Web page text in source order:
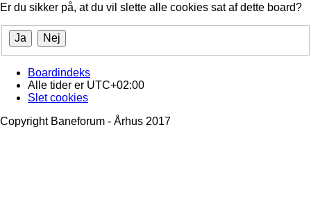
Er du sikker på, at du vil slette alle cookies sat af dette board?
Boardindeks
Alle tider er UTC+02:00
Slet cookies
Copyright Baneforum - Århus 2017